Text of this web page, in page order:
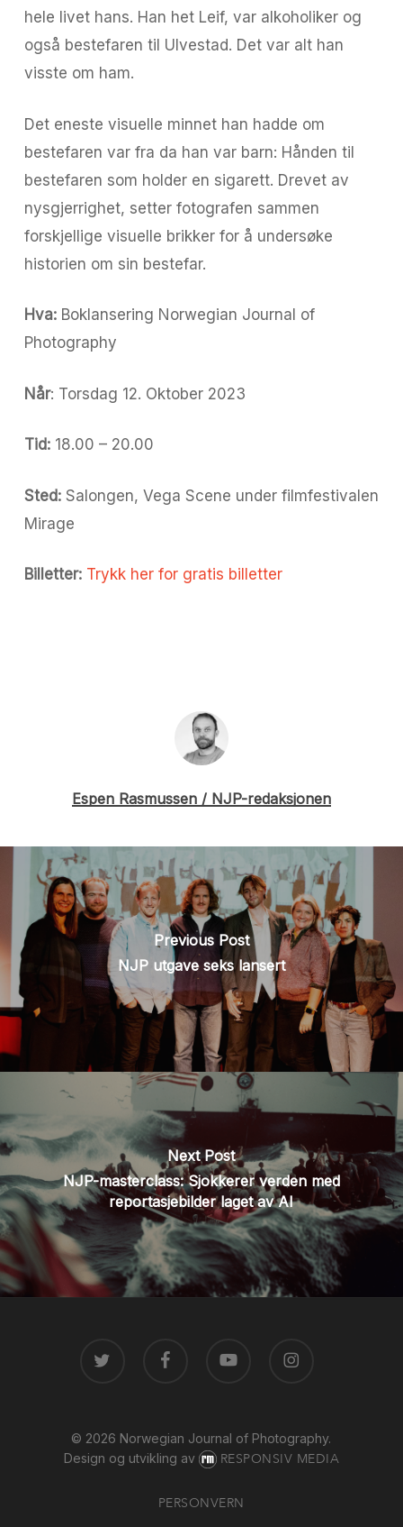
hele livet hans. Han het Leif, var alkoholiker og
også bestefaren til Ulvestad. Det var alt han
visste om ham.
Det eneste visuelle minnet han hadde om
bestefaren var fra da han var barn: Hånden til
bestefaren som holder en sigarett. Drevet av
nysgjerrighet, setter fotografen sammen
forskjellige visuelle brikker for å undersøke
historien om sin bestefar.
Hva:Boklansering Norwegian Journal of
Photography
Når: Torsdag 12. Oktober 2023
Tid:18.00 – 20.00
Sted:Salongen, Vega Scene under filmfestivalen
Mirage
Billetter: Trykk her for gratis billetter
Espen Rasmussen / NJP-redaksjonen
Previous Post
NJP utgave seks lansert
Next Post
NJP-masterclass: Sjokkerer verden med
reportasjebilder laget av AI
FACEBOOK
© 2026 Norwegian Journal of Photography.
Design og utvikling av
RESPONSIV MEDIA
PERSONVERN